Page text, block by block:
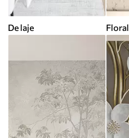
De laje Floral